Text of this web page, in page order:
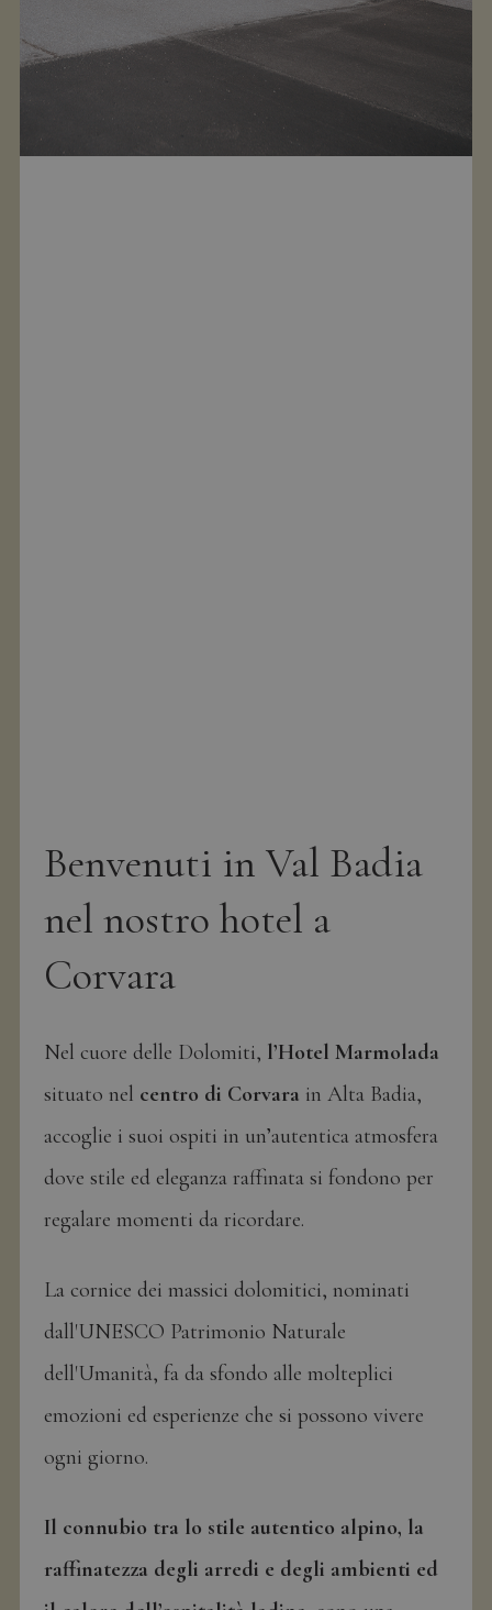
e
Benvenuti in Val Badia
nel nostro hotel a
Corvara
Nel cuore delle Dolomiti, l’Hotel Marmolada
situato nel centro di Corvara in Alta Badia,
accoglie i suoi ospiti in un’autentica atmosfera
dove stile ed eleganza raffinata si fondono per
regalare momenti da ricordare.
La cornice dei massici dolomitici, nominati
dall'UNESCO Patrimonio Naturale
dell'Umanità, fa da sfondo alle molteplici
emozioni ed esperienze che si possono vivere
ogni giorno.
Il connubio tra lo stile autentico alpino, la
raffinatezza degli arredi e degli ambienti ed